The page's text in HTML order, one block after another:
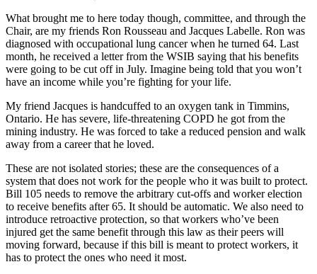
What brought me to here today though, committee, and through the
Chair, are my friends Ron Rousseau and Jacques Labelle. Ron was
diagnosed with occupational lung cancer when he turned 64. Last
month, he received a letter from the WSIB saying that his benefits
were going to be cut off in July. Imagine being told that you won’t
have an income while you’re fighting for your life.
My friend Jacques is handcuffed to an oxygen tank in Timmins,
Ontario. He has severe, life-threatening COPD he got from the
mining industry. He was forced to take a reduced pension and walk
away from a career that he loved.
These are not isolated stories; these are the consequences of a
system that does not work for the people who it was built to protect.
Bill 105 needs to remove the arbitrary cut-offs and worker election
to receive benefits after 65. It should be automatic. We also need to
introduce retroactive protection, so that workers who’ve been
injured get the same benefit through this law as their peers will
moving forward, because if this bill is meant to protect workers, it
has to protect the ones who need it most.